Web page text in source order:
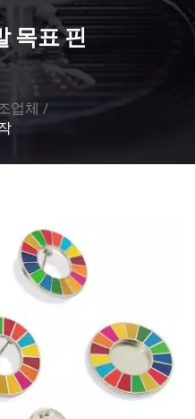
목표 핀
업체 /